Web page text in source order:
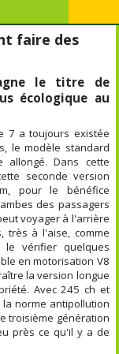
faire des
le titre de
écologique au
7 a toujours existée
le modèle standard
allongé. Dans cette
seconde version
pour le bénéfice
des passagers
voyager à l'arrière
très à l'aise, comme
vérifier quelques
en motorisation V8
la version longue
Avec 245 ch et
norme antipollution
troisième génération
près ce qu'il y a de